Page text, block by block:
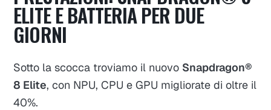
ELITE E BATTERIA PER DUE
GIORNI
Sotto la scocca troviamo il nuovo Snapdragon®
8 Elite, con NPU, CPU e GPU migliorate di oltre il
40%.